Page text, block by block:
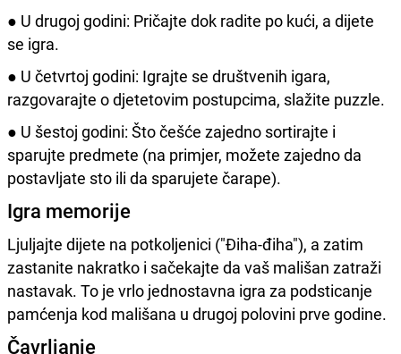
● U drugoj godini: Pričajte dok radite po kući, a dijete
se igra.
● U četvrtoj godini: Igrajte se društvenih igara,
razgovarajte o djetetovim postupcima, slažite puzzle.
● U šestoj godini: Što češće zajedno sortirajte i
sparujte predmete (na primjer, možete zajedno da
postavljate sto ili da sparujete čarape).
Igra memorije
Ljuljajte dijete na potkoljenici ("Điha-điha"), a zatim
zastanite nakratko i sačekajte da vaš mališan zatraži
nastavak. To je vrlo jednostavna igra za podsticanje
pamćenja kod mališana u drugoj polovini prve godine.
Čavrljanje